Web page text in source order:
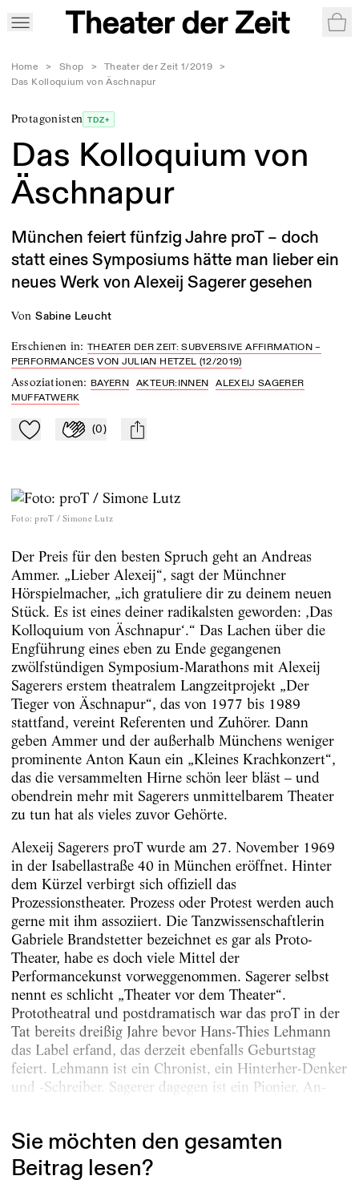
Home > Shop > Theater der Zeit 1/2019
>
Das Kolloquium von Äschnapur
Protagonisten TDZ+
Das Kolloquium von
Äschnapur
München feiert fünfzig Jahre proT – doch
statt eines Symposiums hätte man lieber ein
neues Werk von Alexeij Sagerer gesehen
von Sabine Leucht
Erschienen in:THEATER DER ZEIT: SUBVERSIVE AFFIRMATION –
PERFORMANCES VON JULIAN HETZEL (12/2019)
Assoziationen: BAYERN AKTEUR:INNEN
ALEXEIJ SAGERER
MUFFATWERK
Zu Mein-TdZ hinzufügen
Applaudieren
(0) mail
Foto: proT / Simone Lutz
Der Preis für den besten Spruch geht an Andreas
Ammer. „Lieber Alexeij“, sagt der Münchner
Hörspielmacher, „ich gratuliere dir zu deinem neuen
Stück. Es ist eines deiner radikalsten geworden: ,Das
Kolloquium von Äschnapur‘.“ Das Lachen über die
Engführung eines eben zu Ende gegangenen
zwölfstündigen Symposium-Marathons mit Alexeij
Sagerers erstem theatralem Langzeitprojekt „Der
Tieger von Äschnapur“, das von 1977 bis 1989
stattfand, vereint Referenten und Zuhörer. Dann
geben ­Ammer und der außerhalb Münchens weniger
prominente Anton Kaun ein „Kleines Krachkonzert“,
das die versammelten Hirne schön leer bläst – und
obendrein mehr mit Sagerers unmittel­barem Theater
zu tun hat als vieles zuvor Gehörte.
Alexeij Sagerers proT wurde am 27. November 1969
in der Isabellastraße 40 in München eröffnet. Hinter
dem Kürzel verbirgt sich offiziell das
Prozessionstheater. Prozess oder Protest werden auch
gerne mit ihm assoziiert. Die Tanzwissenschaftlerin
Gabriele Brandstetter bezeichnet es gar als Proto-
Theater, habe es doch viele Mittel der
Performancekunst vorweggenommen. Sagerer selbst
nennt es schlicht „Theater vor dem Theater“.
Prototheatral und postdramatisch war das proT in der
Tat bereits dreißig Jahre bevor Hans-Thies Lehmann
das Label erfand, das derzeit ebenfalls Geburtstag
feiert. Lehmann ist ein Chronist, ein Hinterher-Denker
und -Schreiber. Sagerer dagegen ist ein Pionier, An­
Sie möchten den gesamten
Beitrag lesen?